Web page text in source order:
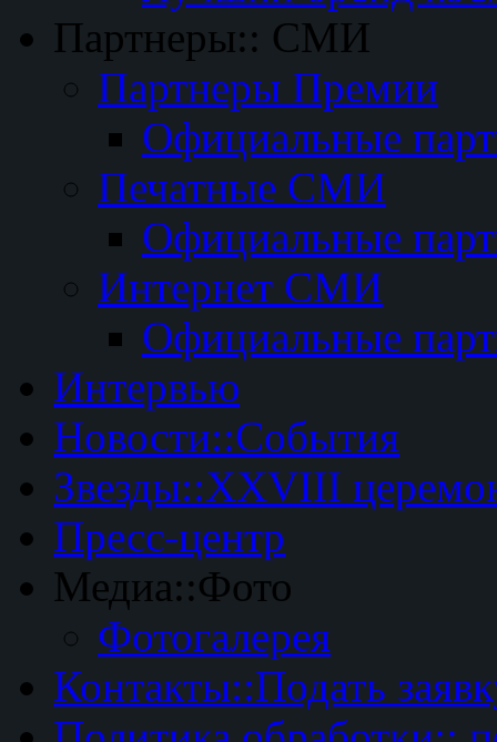
Партнеры:: СМИ
Партнеры Премии
Официальные
Печатные СМИ
Официальные
Интернет СМИ
Официальные
Интервью
Новости::События
Звезды::XXVIII
Пресс-центр
Медиа::Фото
Фотогалерея
Контакты::Подать